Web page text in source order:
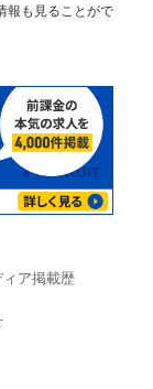
報も見ることがで
ア掲載歴